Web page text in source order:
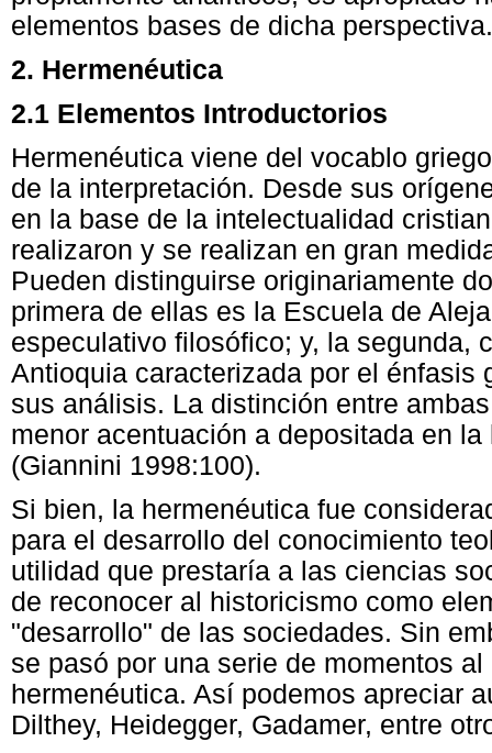
elementos bases de dicha perspectiva.
2. Hermenéutica
2.1 Elementos Introductorios
Hermenéutica viene del vocablo
de la interpretación. Desde sus
en la base de la intelectualidad
realizaron y se realizan en gran
Pueden distinguirse originariamente
primera de ellas es la Escuela de
especulativo filosófico; y, la segunda,
Antioquia caracterizada por el énfasis
sus análisis. La distinción entre
menor acentuación a depositada en
(Giannini 1998:100).
Si bien, la hermenéutica fue
para el desarrollo del conocimiento
utilidad que prestaría a las ciencias
de reconocer al historicismo como
"desarrollo" de las sociedades. Sin
se pasó por una serie de momentos
hermenéutica. Así podemos apreciar
Dilthey, Heidegger, Gadamer, entre